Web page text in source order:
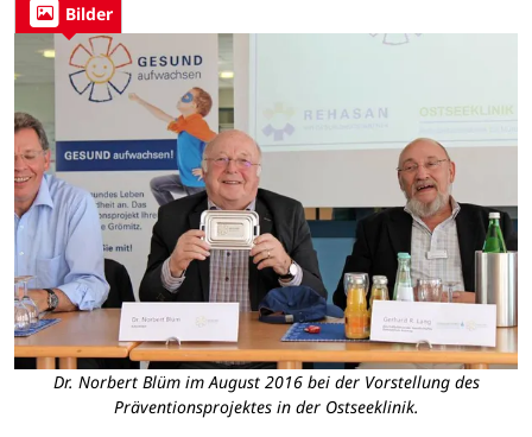
Bilder
Dr. Norbert Blüm im August 2016 bei der Vorstellung des
Präventionsprojektes in der Ostseeklinik.